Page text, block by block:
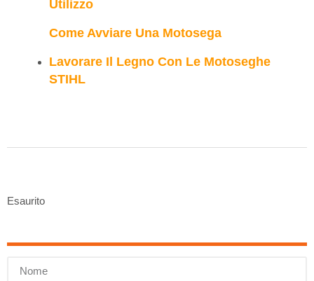
Utilizzo
Come Avviare Una Motosega
Lavorare Il Legno Con Le Motoseghe
STIHL
Esaurito